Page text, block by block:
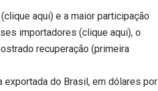
clique aqui) e a maior participação
importadores (clique aqui), o
recuperação (primeira
exportada do Brasil, em dólares por